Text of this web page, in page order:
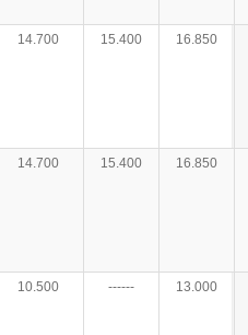
14.700 15.400 16.850
14.700 15.400 16.850
10.500 ------ 13.000